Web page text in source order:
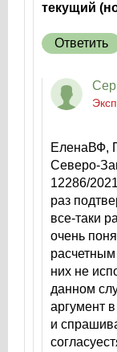
текущий
Ответить
ЕленаВФ,
Северо-
12286/
раз
все-таки
очень
них не
данном
аргумент
и